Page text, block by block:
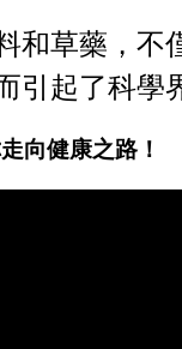
和草藥，不
引起了科學
向健康之路！